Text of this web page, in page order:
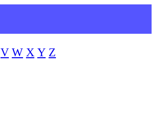
V W X Y Z